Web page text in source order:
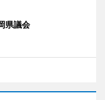
県議会